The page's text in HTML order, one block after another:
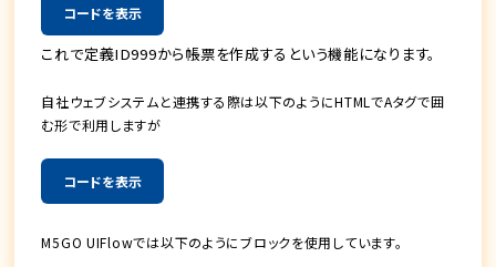
コードを表示
これで定義ID999から帳票を作成するという機能になります。
自社ウェブシステムと連携する際は以下のようにHTMLでAタグで囲
む形で利用しますが
コードを表示
M5GO UIFlowでは以下のようにブロックを使用しています。